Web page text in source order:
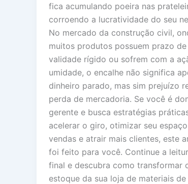
fica acumulando poeira nas
corroendo a lucratividade do seu
No mercado da construção civil,
muitos produtos possuem prazo de
validade rígido ou sofrem com a
umidade, o encalhe não significa
dinheiro parado, mas sim prejuízo
perda de mercadoria. Se você é
gerente e busca estratégias
acelerar o giro, otimizar seu
vendas e atrair mais clientes, este
foi feito para você. Continue a
final e descubra como transformar
estoque da sua loja de materiais de